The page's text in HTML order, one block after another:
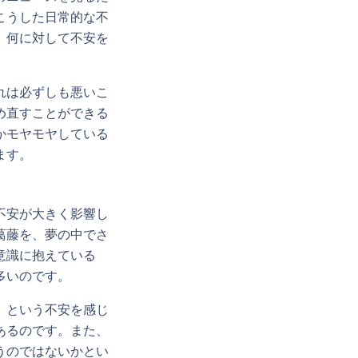
うした日常的な不
何に対して不安を
必ずしも悪いこ
直すことができる
モヤモヤしている
。
安が大きく影響し
を、夢の中でさ
識に抱えている
のです。
という不安を感じ
のです。また、
のではないかとい